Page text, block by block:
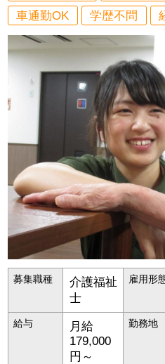
車通勤OK
学歴不問
募集職種
介護福祉
士
雇用形
給与
月給
179,000
円～
勤務地